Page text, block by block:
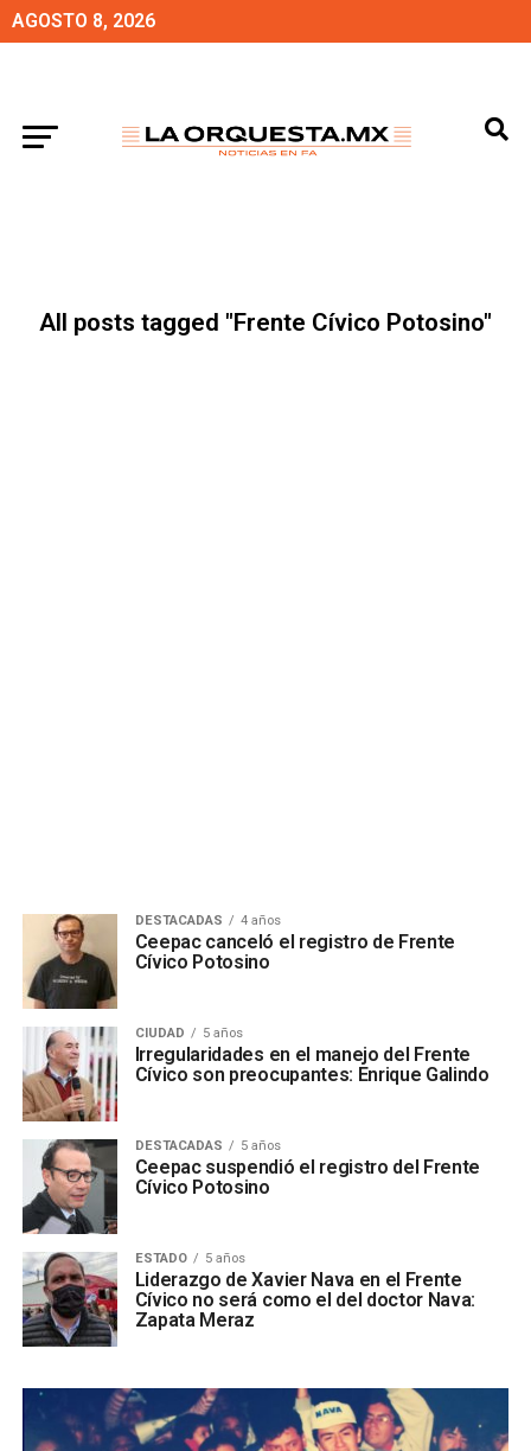
AGOSTO 8, 2026
All posts tagged "Frente Cívico Potosino"
DESTACADAS 4 años
Ceepac canceló el registro de Frente
Cívico Potosino
CIUDAD 5 años
Irregularidades en el manejo del Frente
Cívico son preocupantes: Enrique Galindo
DESTACADAS 5 años
Ceepac suspendió el registro del Frente
Cívico Potosino
ESTADO 5 años
Liderazgo de Xavier Nava en el Frente
Cívico no será como el del doctor Nava:
Zapata Meraz